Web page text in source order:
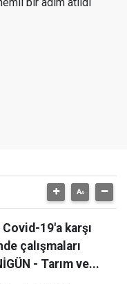
19'a karşı
çalışmaları
- Tarım ve...